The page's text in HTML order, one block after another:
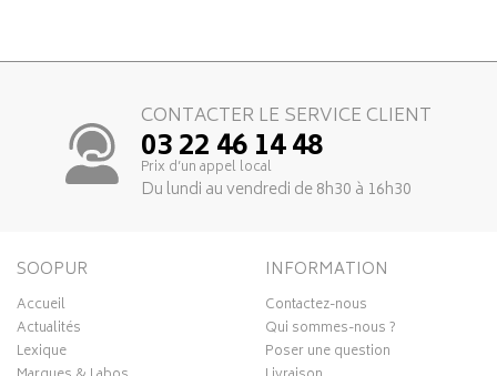
CONTACTER LE SERVICE CLIENT
03 22 46 14 48
Prix d’un appel local
Du lundi au vendredi de 8h30 à 16h30
SOOPUR
Accueil
Actualités
Lexique
INFORMATION
Contactez-nous
Qui sommes-nous ?
Poser une question